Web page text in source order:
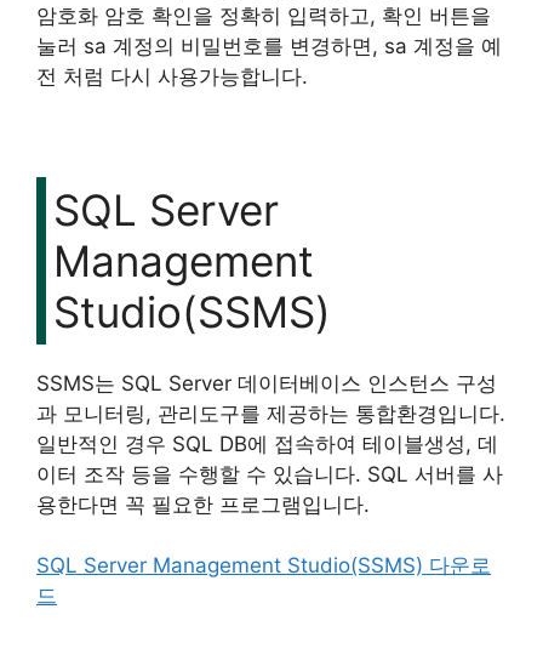
암호화 암호 확인을 정확히 입력하고, 확인 버튼을
눌러 sa 계정의 비밀번호를 변경하면, sa 계정을 예
전 처럼 다시 사용가능합니다.
SQL Server
Management
Studio(SSMS)
SSMS는 SQL Server 데이터베이스 인스턴스 구성
과 모니터링, 관리도구를 제공하는 통합환경입니다.
일반적인 경우 SQL DB에 접속하여 테이블생성, 데
이터 조작 등을 수행할 수 있습니다. SQL 서버를 사
용한다면 꼭 필요한 프로그램입니다.
SQL Server Management Studio(SSMS) 다운로
드